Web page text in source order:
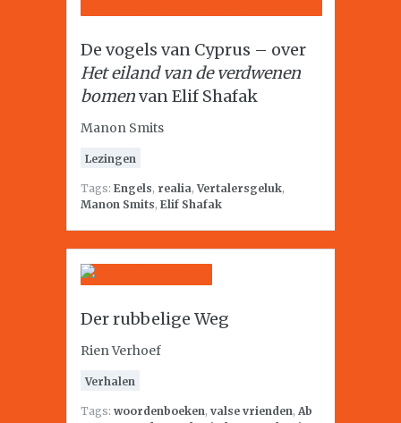
De vogels van Cyprus – over
Het eiland van de verdwenen
bomenvan Elif Shafak
Manon Smits
Lezingen
Tags: Engels, realia,Vertalersgeluk,
Manon Smits, Elif Shafak
Der rubbelige Weg
Rien Verhoef
Verhalen
Tags: woordenboeken, valse vrienden, Ab